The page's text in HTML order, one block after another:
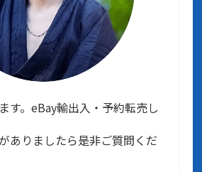
す。eBay輸出入・予約転売し
ありましたら是非ご質問くだ